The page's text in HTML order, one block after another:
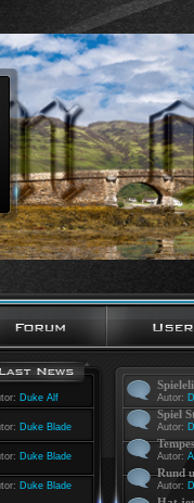
Duke Alf
Duke Blade
Duke Blade
Duke Blade
Autor:
Spiel
Autor:
Autor:
Rund
Autor: